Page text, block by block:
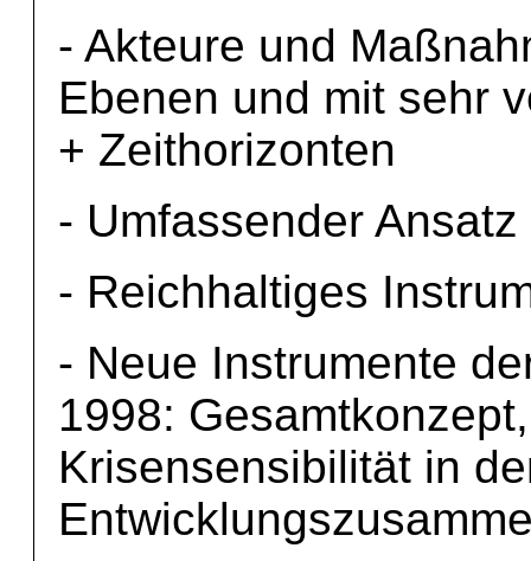
- Akteure und
Ebenen und mit sehr
+ Zeithorizonten
- Umfassender
- Reichhaltiges
- Neue Instrumente
1998:
Krisensensibilität in